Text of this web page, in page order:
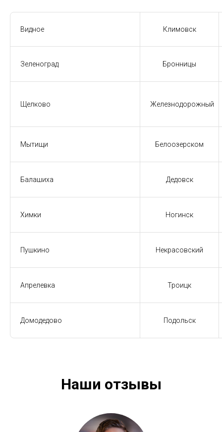
Видное Климовск
Зеленоград Бронницы
Щелково Железнодорожный
Мытищи Белоозерском
Балашиха Дедовск
Химки Ногинск
Пушкино Некрасовский
Апрелевка Троицк
Домодедово Подольск
Наши отзывы